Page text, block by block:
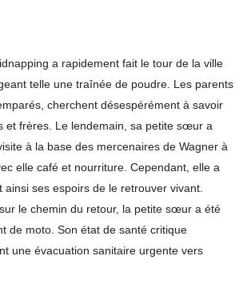
a rapidement fait le tour de la ville
telle une traînée de poudre. Les parents
cherchent désespérément à savoir
et frères. Le lendemain, sa petite sœur a
à la base des mercenaires de Wagner à
elle café et nourriture. Cependant, elle a
ainsi ses espoirs de le retrouver vivant.
le chemin du retour, la petite sœur a été
de moto. Son état de santé critique
une évacuation sanitaire urgente vers